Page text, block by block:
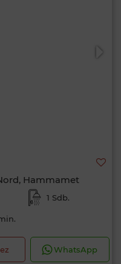
Hammamet
1 Sdb.
WhatsApp